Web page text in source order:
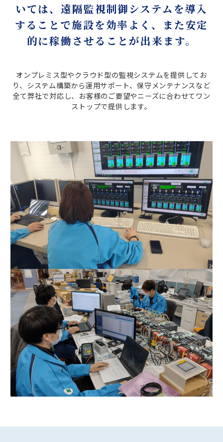
いては、遠隔監視制御システムを導入
することで施設を効率よく、また安定
的に稼働させることが出来ます。
オンプレミス型やクラウド型の監視システムを提供してお
り、システム構築から運用サポート、保守メンテナンスなど
全て弊社で対応し、お客様のご要望やニーズに合わせてワン
ストップで提供します。